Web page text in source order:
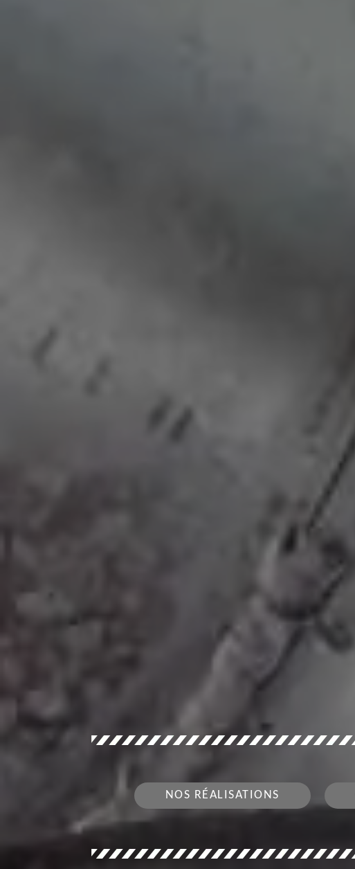
NOS RÉALISATIONS